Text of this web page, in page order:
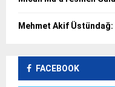
Mehmet Akif Üstündağ:
FACEBOOK